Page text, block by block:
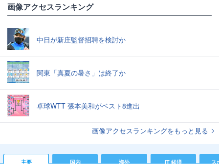
画像アクセスランキング
中日が新庄監督招聘を検討か
関東「真夏の暑さ」は終了か
卓球WTT 張本美和がベスト8進出
画像アクセスランキングをもっと見る
主要 国内 海外 IT 経済 ス